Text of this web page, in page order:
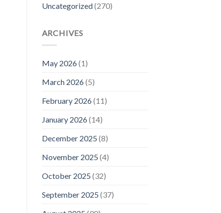
Uncategorized(270)
ARCHIVES
May 2026(1)
March 2026(5)
February 2026(11)
January 2026(14)
December 2025 (8)
November 2025 (4)
October 2025 (32)
September 2025 (37)